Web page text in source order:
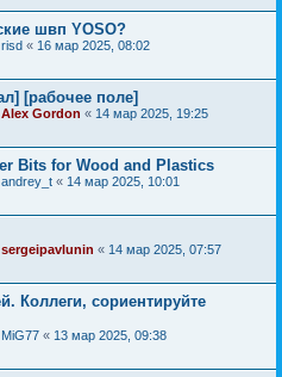
швп YOSO?
risd « 16 мар 2025, 08:02
[рабочее поле]
Alex Gordon « 14 мар 2025, 19:25
Bits for Wood and Plastics
andrey_t « 14 мар 2025, 10:01
sergeipavlunin « 14 мар 2025, 07:57
Коллеги, сориентируйте
MiG77 « 13 мар 2025, 09:38